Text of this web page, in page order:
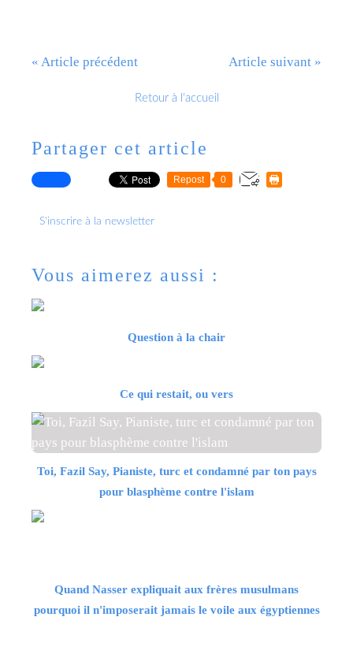
« Article précédent Article suivant »
Retour à l'accueil
Partager cet article
Repost 0
S'inscrire à la newsletter
Vous aimerez aussi :
Question à la chair
Ce qui restait, ou vers
Toi, Fazil Say, Pianiste, turc et condamné par ton pays
pour blasphème contre l'islam
Quand Nasser expliquait aux frères musulmans
pourquoi il n'imposerait jamais le voile aux égyptiennes